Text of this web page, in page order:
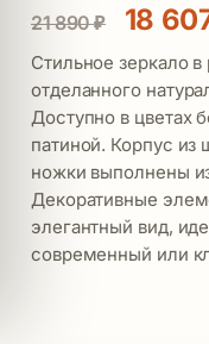
21 890₽ 18
Стильное зеркало
отделанного
Доступно в цветах
патиной. Корпус
ножки выполнены
Декоративные
элегантный вид,
современный или